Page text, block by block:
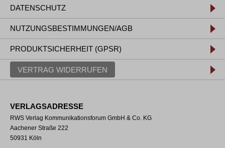
DATENSCHUTZ
NUTZUNGSBESTIMMUNGEN/AGB
PRODUKTSICHERHEIT (GPSR)
VERTRAG WIDERRUFEN
VERLAGSADRESSE
RWS Verlag Kommunikationsforum GmbH & Co. KG
Aachener Straße 222
50931 Köln